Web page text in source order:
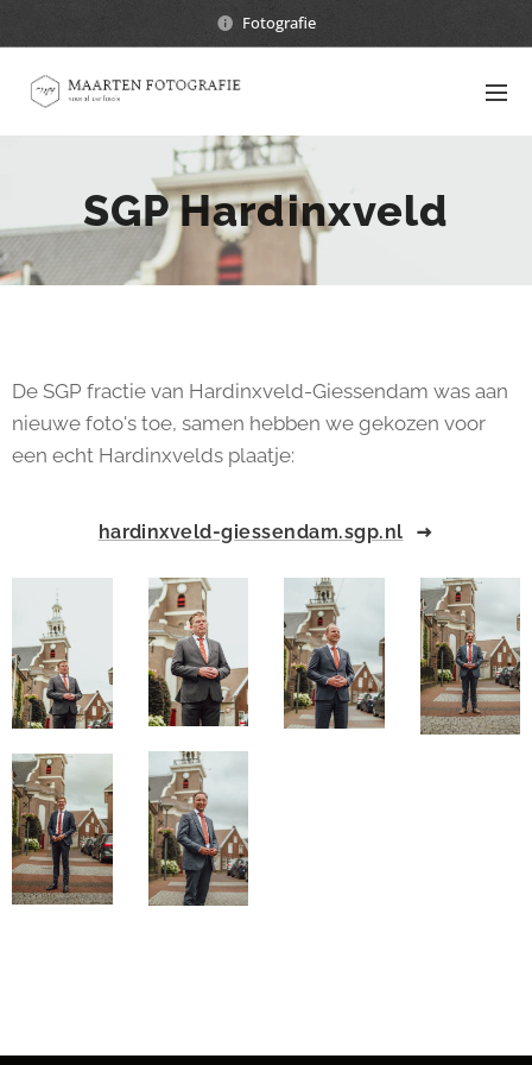
Fotografie
SGP Hardinxveld
De SGP fractie van Hardinxveld-Giessendam was aan
nieuwe foto's toe, samen hebben we gekozen voor
een echt Hardinxvelds plaatje:
hardinxveld-giessendam.sgp.nl